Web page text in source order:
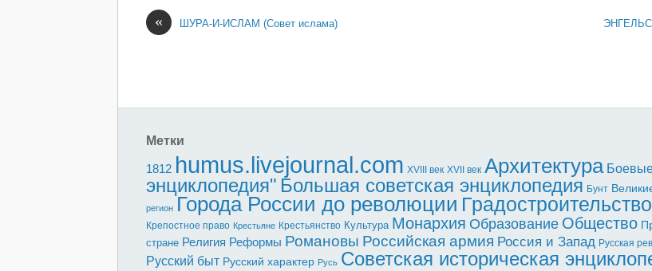
« ШУРА-И-ИСЛАМ (Совет ислама) ЭНГЕЛЬС
Метки
1812 humus.livejournal.com XVIII век XVII век Архитектура
энциклопедия" Большая советская энциклопедия Бунт
регион Города России до революции Градостроительство
Крепостное право Крестьяне Крестьянство Культура Монархия Образование Общество
стране Религия Реформы Романовы Российская армия Россия и Запад Русская
Русский быт Русский характер Русь Советская историческая